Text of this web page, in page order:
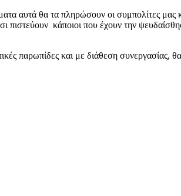
αυτά θα τα πληρώσουν οι συμπολίτες μας
πιστεύουν κάποιοι που έχουν την
παρωπίδες και με διάθεση συνεργασίας,